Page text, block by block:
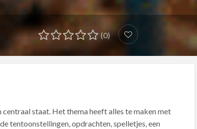
(0)
centraal staat. Het thema heeft alles te maken met
tentoonstellingen, opdrachten, spelletjes, een